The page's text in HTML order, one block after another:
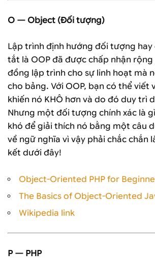
O — Object (Đối tượng)
Lập trình định hướng đối tượng
tắt là OOP đã được chấp nhận
đồng lập trình cho sự linh hoạt mà
cho bảng. Với OOP, bạn có thể viết
khiến nó KHÔ hơn và do đó duy trì
Nhưng một đối tượng chính xác là
khó để giải thích nó bằng một câu
về ngữ nghĩa vì vậy phải chắc chắn
kết dưới đây!
Object-Oriented PHP for
The Basics of Object-Oriented
Wikipedia link
P — PHP